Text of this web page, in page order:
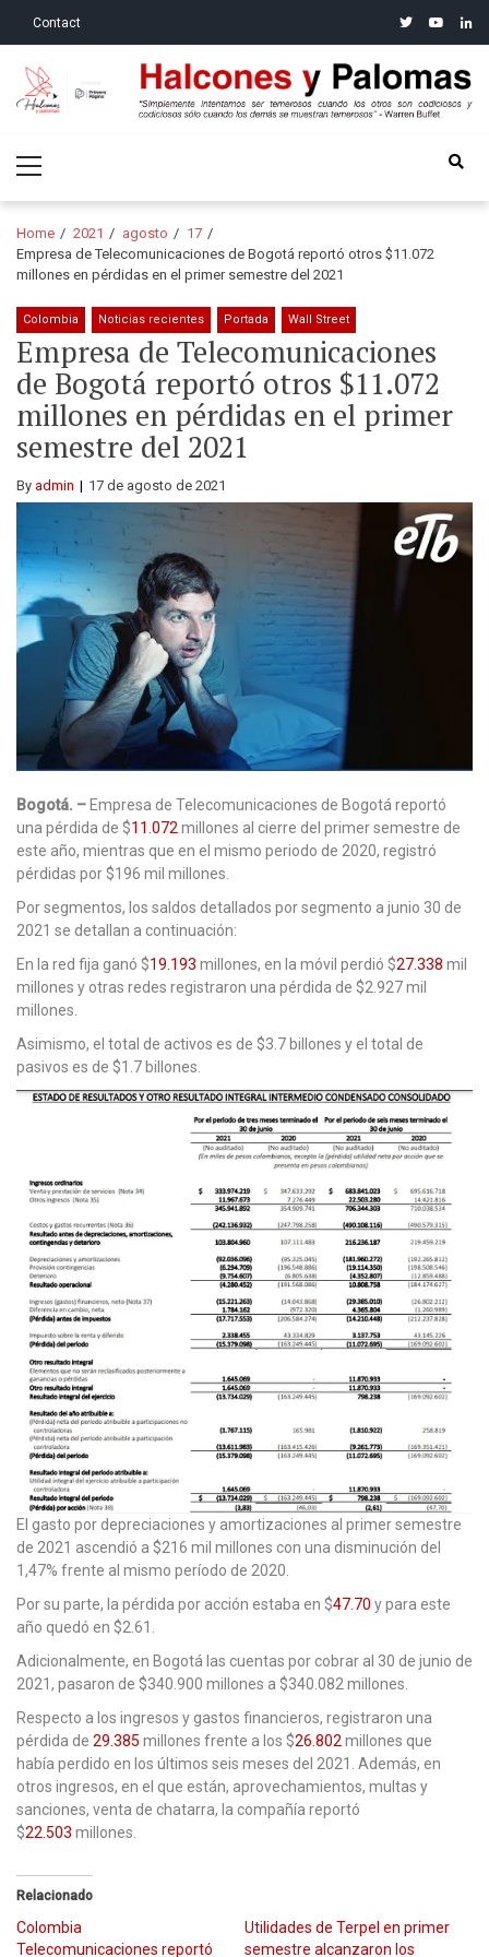
Contact twitteryoutube
Halcones y Palomas
Menu
Home 2021 agosto
17
Empresa de Telecomunicaciones de Bogotá reportó otros $11.072
millones en pérdidas en el primer semestre del 2021
Colombia Noticias recientes Portada Wall Street
Empresa de Telecomunicaciones
de Bogotá reportó otros $11.072
millones en pérdidas en el primer
semestre del 2021
By admin 17 de agosto de 2021
Bogotá. – Empresa de Telecomunicaciones de Bogotá reportó
una pérdida de $11.072 millones al cierre del primer semestre de
este año, mientras que en el mismo periodo de 2020, registró
pérdidas por $196 mil millones.
Por segmentos, los saldos detallados por segmento a junio 30 de
2021 se detallan a continuación:
En la red fija ganó $19.193 millones, en la móvil perdió $27.338 mil
millones y otras redes registraron una pérdida de $2.927 mil
millones.
Asimismo, el total de activos es de $3.7 billones y el total de
pasivos es de $1.7 billones.
El gasto por depreciaciones y amortizaciones al primer semestre
de 2021 ascendió a $216 mil millones con una disminución del
1,47% frente al mismo período de 2020.
Por su parte, la pérdida por acción estaba en $47.70 y para este
año quedó en $2.61.
Adicionalmente, en Bogotá las cuentas por cobrar al 30 de junio de
2021, pasaron de $340.900 millones a $340.082 millones.
Respecto a los ingresos y gastos financieros, registraron una
pérdida de 29.385 millones frente a los $26.802 millones que
había perdido en los últimos seis meses del 2021. Además, en
otros ingresos, en el que están, aprovechamientos, multas y
sanciones, venta de chatarra, la compañía reportó
$22.503 millones.
Relacionado
Colombia
Telecomunicaciones reportó
Utilidades de Terpel en primer
semestre alcanzaron los